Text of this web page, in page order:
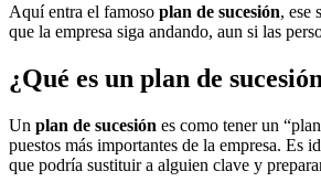
Aquí entra el famoso plan de sucesión, ese
que la empresa siga andando, aun si las
¿Qué es un plan de
Un plan de sucesión es como tener un
puestos más importantes de la empresa. Es
que podría sustituir a alguien clave y